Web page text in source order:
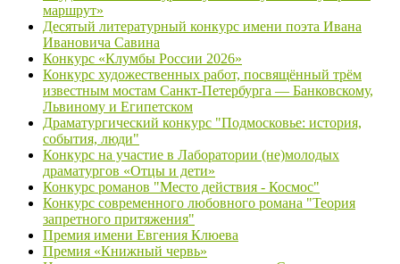
маршрут»
Десятый литературный конкурс имени поэта Ивана
Ивановича Савина
Конкурс «Клумбы России 2026»
Конкурс художественных работ, посвящённый трём
известным мостам Санкт-Петербурга — Банковскому,
Львиному и Египетском
Драматургический конкурс "Подмосковье: история,
события, люди"
Конкурс на участие в Лаборатории (не)молодых
драматургов «Отцы и дети»
Конкурс романов "Место действия - Космос"
Конкурс современного любовного романа "Теория
запретного притяжения"
Премия имени Евгения Клюева
Премия «Книжный червь»